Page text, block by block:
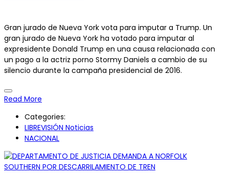
Gran jurado de Nueva York vota para imputar a Trump. Un
gran jurado de Nueva York ha votado para imputar al
expresidente Donald Trump en una causa relacionada con
un pago a la actriz porno Stormy Daniels a cambio de su
silencio durante la campaña presidencial de 2016.
Read More
Categories:
LIBREVISIÓN Noticias
NACIONAL